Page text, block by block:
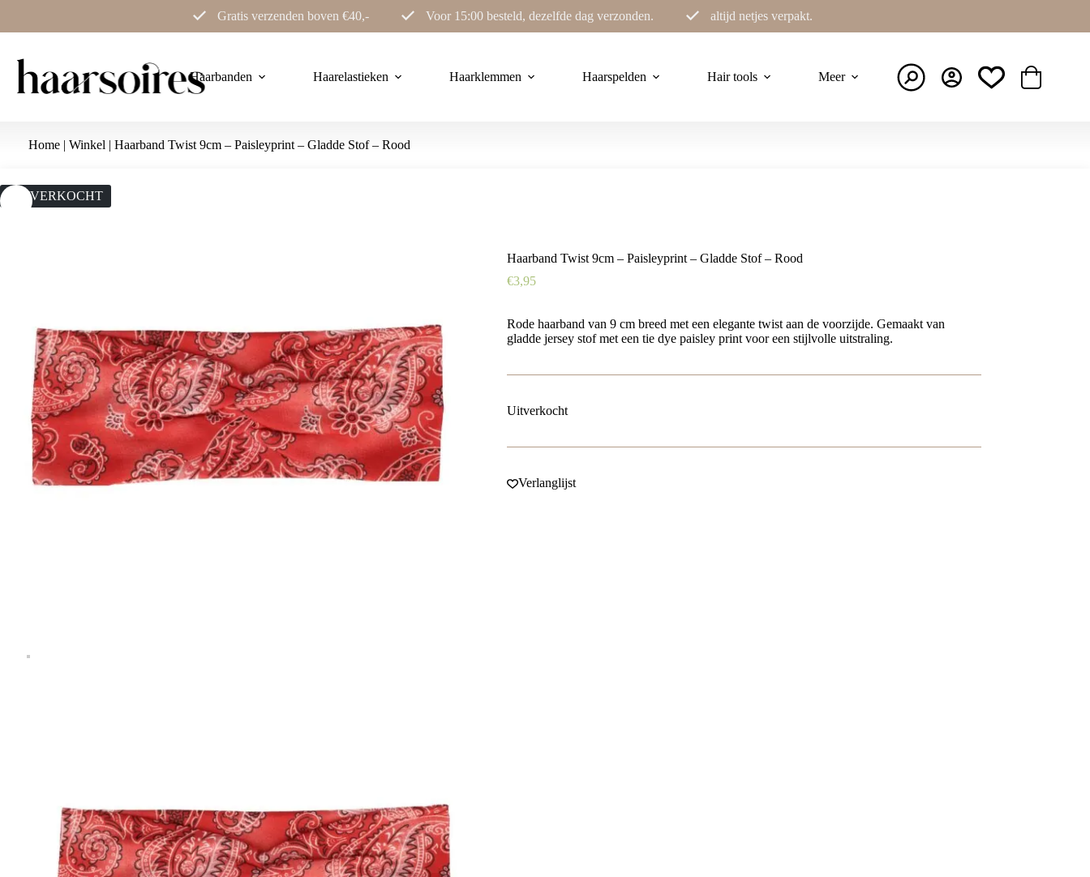
de
Gratis verzenden boven €40,- Voor 15:00 besteld, dezelfde dag verzonden. altijd netjes verpakt.
Haarbanden Haarelastieken Haarklemmen Haarspelden Hair tools Meer Winkelwagen
Home | Winkel | Haarband Twist 9cm – Paisleyprint – Gladde Stof – Rood
UITVERKOCHT
Haarband Twist 9cm – Paisleyprint – Gladde Stof – Rood
€3,95
Rode haarband van 9 cm breed met een elegante twist aan de voorzijde. Gemaakt van
gladde jersey stof met een tie dye paisley print voor een stijlvolle uitstraling.
Uitverkocht
Verlanglijst